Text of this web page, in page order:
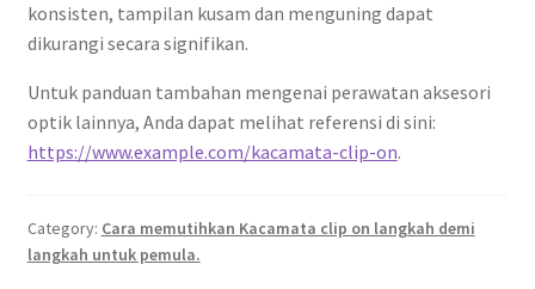
konsisten, tampilan kusam dan menguning dapat
dikurangi secara signifikan.
Untuk panduan tambahan mengenai perawatan aksesori
optik lainnya, Anda dapat melihat referensi di sini:
https://www.example.com/kacamata-clip-on.
Category: Cara memutihkan Kacamata clip on langkah demi
langkah untuk pemula.